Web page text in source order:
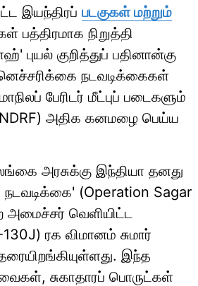
இயந்திரப் படகுகள் மற்றும்
பத்திரமாக நிறுத்தி
குறித்துப் பதினான்கு
நடவடிக்கைகள்
பேரிடர் மீட்புப் படைகளும்
(NDRF) அதிக கனமழை பெய்ய
அரசுக்கு இந்தியா தனது
நடவடிக்கை' (Operation Sagar
அமைச்சர் வெளியிட்ட
ரக விமானம் சுமார்
இந்த
சுகாதாரப் பொருட்கள்